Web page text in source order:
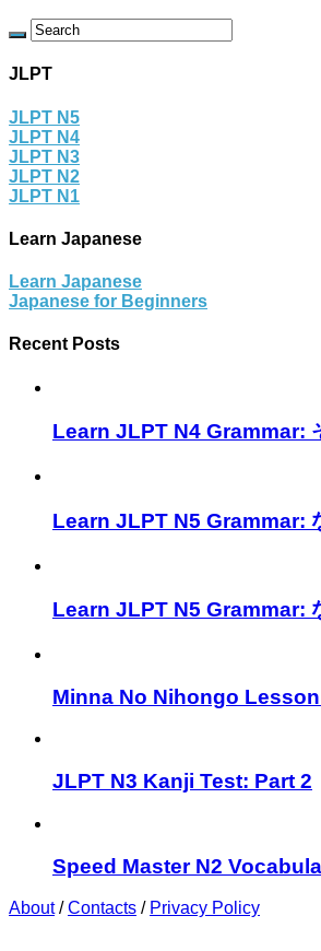
JLPT
JLPT N5
JLPT N4
JLPT N3
JLPT N2
JLPT N1
Learn Japanese
Learn Japanese
Japanese for Beginners
Recent Posts
Learn JLPT N4 Grammar:
Learn JLPT N5 Grammar:
Learn JLPT N5 Grammar:
Minna No Nihongo
JLPT N3 Kanji Test: Part 2
Speed Master N2
About/Contacts / Privacy Policy